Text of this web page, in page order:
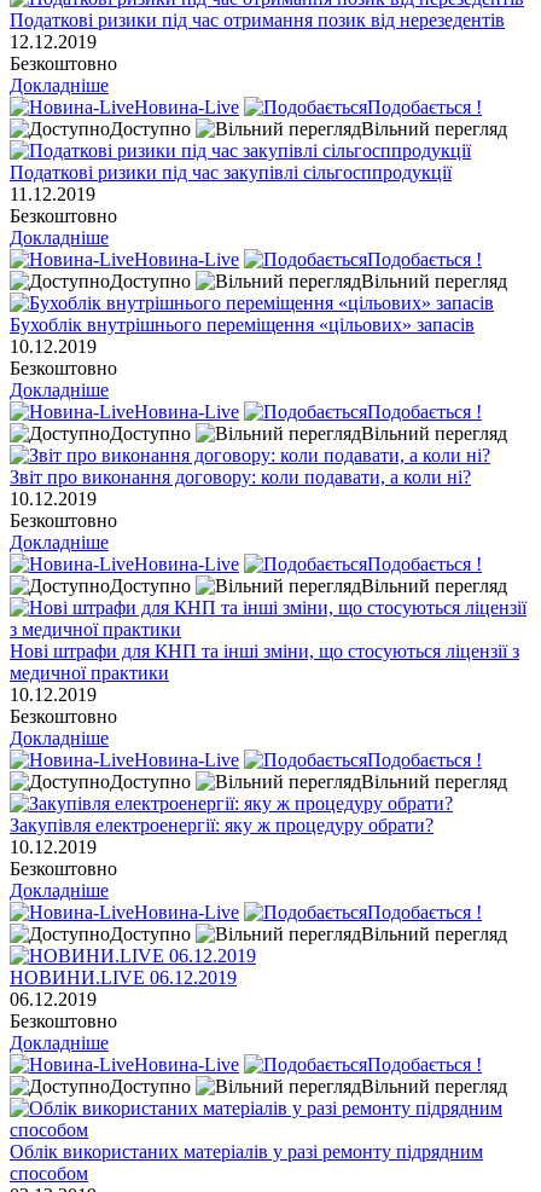
Податкові ризики під час отримання позик від нерезедентів
12.12.2019
Безкоштовно
Докладніше
Новина-Live
Подобається !
Доступно
Вільний перегляд
Податкові ризики під час закупівлі сільгосппродукції
11.12.2019
Безкоштовно
Докладніше
Новина-Live
Подобається !
Доступно
Вільний перегляд
Бухоблік внутрішнього переміщення «цільових» запасів
10.12.2019
Безкоштовно
Докладніше
Новина-Live
Подобається !
Доступно
Вільний перегляд
Звіт про виконання договору: коли подавати, а коли ні?
10.12.2019
Безкоштовно
Докладніше
Новина-Live
Подобається !
Доступно
Вільний перегляд
Нові штрафи для КНП та інші зміни, що стосуються ліцензії з
медичної практики
10.12.2019
Безкоштовно
Докладніше
Новина-Live
Подобається !
Доступно
Вільний перегляд
Закупівля електроенергії: яку ж процедуру обрати?
10.12.2019
Безкоштовно
Докладніше
Новина-Live
Подобається !
Доступно
Вільний перегляд
НОВИНИ.LIVE 06.12.2019
06.12.2019
Безкоштовно
Докладніше
Новина-Live
Подобається !
Доступно
Вільний перегляд
Облік використаних матеріалів у разі ремонту підрядним
способом